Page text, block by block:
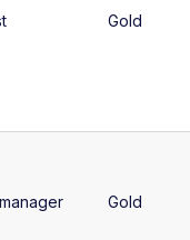
Gold
Gold